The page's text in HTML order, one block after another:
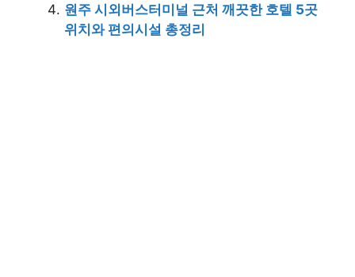
원주 시외버스터미널 근처 깨끗한 호텔 5곳
위치와 편의시설 총정리